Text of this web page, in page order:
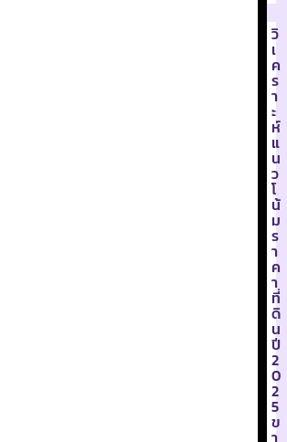
วิ
เ
ค
ร
า
ะ
ห์
แ
น
ว
โ
น้
ม
ร
า
ค
า
ที่
ดิ
น
ปี
2
0
2
5
ข